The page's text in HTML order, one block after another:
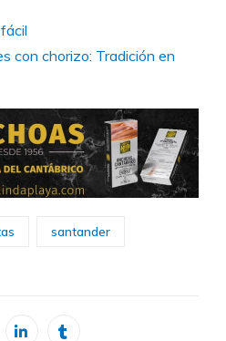
con chorizo: Tradición en
santander